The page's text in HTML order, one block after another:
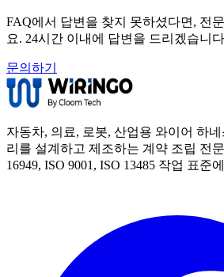
FAQ에서 답변을 찾지 못하셨다면, 전
요. 24시간 이내에 답변을 드리겠습니
문의하기
자동차, 의료, 로봇, 산업용 와이어 하
리를 설계하고 제조하는 계약 조립 전
16949, ISO 9001, ISO 13485 작업 표준